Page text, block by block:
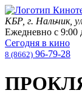
КБР, г. Нальчик,
Ежедневно с 9:00
Сегодня в кино
8 (8662) 96-79-28